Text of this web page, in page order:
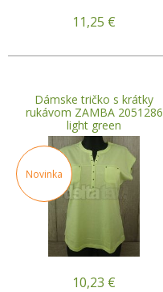
11,25 €
Dámske tričko s krátky
rukávom ZAMBA 2051286
light green
Novinka
10,23 €